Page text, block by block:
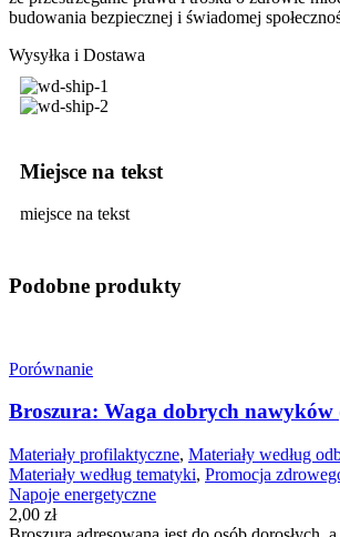
budowania bezpiecznej i świadomej
Wysyłka i Dostawa
Miejsce na tekst
miejsce na tekst
Podobne produkty
Porównanie
Broszura: Waga dobrych nawyków
Materiały profilaktyczne, Materiały według
Materiały według tematyki, Promocja
Napoje energetyczne
2,00 zł